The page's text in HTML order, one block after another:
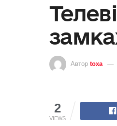
Автор toxa
2
VIEWS